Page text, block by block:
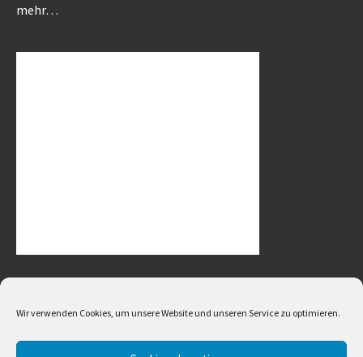
Wir verwenden Cookies, um unsere Website und unseren Service zu optimieren.
mehr…
Aktuelle Nachrichten, Neuvorstellungen, Ratgeber, Technische Daten,
BMW, Chevrolet, Chrysler, Fiat, Ferrari, Ford, Jaguar, Jeep, Mercedes,